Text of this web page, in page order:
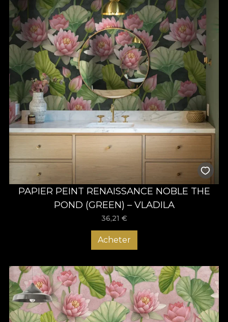
PAPIER PEINT RENAISSANCE NOBLE THE
POND (GREEN) – VLADILA
36,21 €
Acheter